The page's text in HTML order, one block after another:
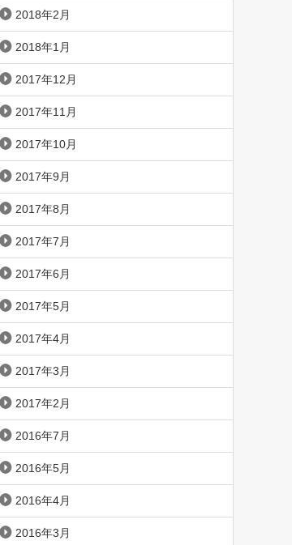
2018年2月
2018年1月
2017年12月
2017年11月
2017年10月
2017年9月
2017年8月
2017年7月
2017年6月
2017年5月
2017年4月
2017年3月
2017年2月
2016年7月
2016年5月
2016年4月
2016年3月